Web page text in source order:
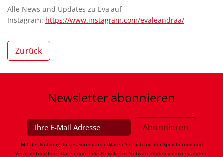
Alle News und Updates zu Eva auf
Instagram: https://www.instagram.com/evaleandraa/
Zurück
Newsletter abonnieren
Mit der Nutzung dieses Formulars erklären Sie sich mit der Speicherung und
Verarbeitung Ihrer Daten durch die Newsletter-Software dodeley einverstanden.